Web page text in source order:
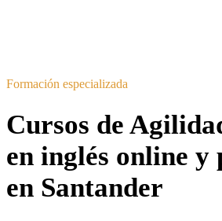
Formación especializada
Cursos de
en inglés online y
en Santander